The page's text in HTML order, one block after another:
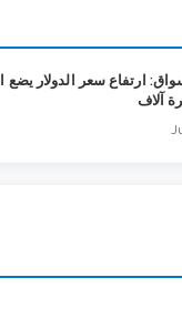
ارتفاع سعر الدولار يضع
آلاف